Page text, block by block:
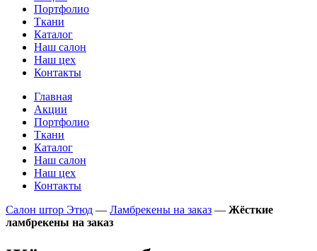
Портфолио
Ткани
Каталог
Наш салон
Наш цех
Контакты
Главная
Акции
Портфолио
Ткани
Каталог
Наш салон
Наш цех
Контакты
Салон штор Этюд — Ламбрекены на заказ — Жёсткие
ламбрекены на заказ